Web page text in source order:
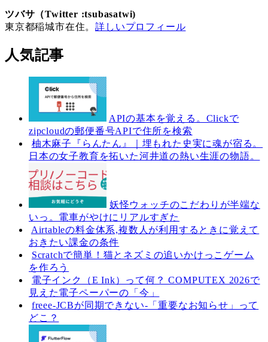
ツバサ（Twitter :tsubasatwi)
東京都稲城市在住。詳しいプロフィール
人気記事
APIの基本を覚える。Clickで
zipcloudの郵便番号APIで住所を検索
柚木麻子『らんたん』｜埋もれた史実に魂が宿る。
日本の女子教育を拓いた河井道の熱い生涯の物語。
妖怪ウォッチのこだわりが半端な
いっ。電車がやけにリアルすぎた
Airtableの料金体系,複数人が利用するときに覚えて
おきたい課金の条件
Scratchで簡単！猫とネズミの追いかけっこゲーム
を作ろう
電子インク（E Ink）って何？ COMPUTEX 2026で
見えた電子ペーパーの「今」
freee-JCBが同期できない-「重要なお知らせ」って
どこ？